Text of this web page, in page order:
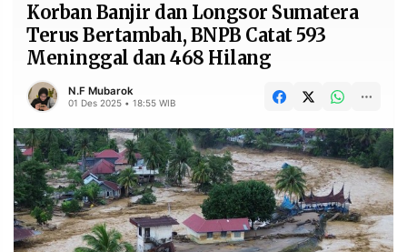
RUBRIKASI
EDITORIAL AKSARA
FINANSIA PERSONA
DAERAH NASIONAL
MANCA SPORT
INFORMASI
Korban Banjir dan Longsor Sumatera
Terus Bertambah, BNPB Catat 593
Meninggal dan 468 Hilang
N.F Mubarok
01 Des 2025 • 18:55 WIB